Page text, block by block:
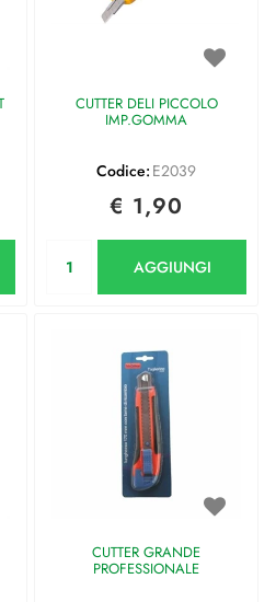
CUTTER DELI PICCOLO
IMP.GOMMA
Codice: E2039
€ 1,90
AGGIUNGI
CUTTER GRANDE
PROFESSIONALE